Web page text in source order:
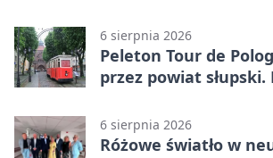
6 sierpnia 2026
Peleton Tour de
przez powiat
6 sierpnia 2026
Różowe światło w